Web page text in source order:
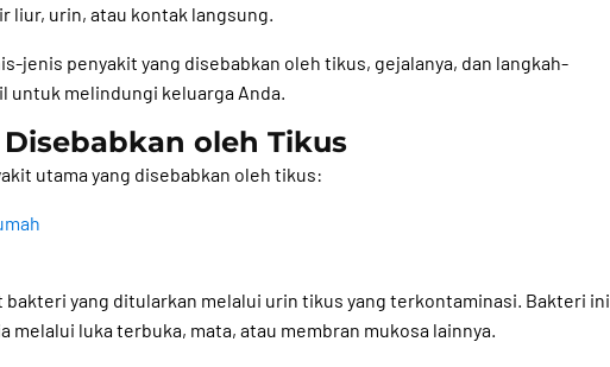
liur, urin, atau kontak langsung.
jenis penyakit yang disebabkan oleh tikus, gejalanya, dan langkah-
untuk melindungi keluarga Anda.
oleh Tikus
utama yang disebabkan oleh tikus:
yang ditularkan melalui urin tikus yang terkontaminasi. Bakteri ini
melalui luka terbuka, mata, atau membran mukosa lainnya.